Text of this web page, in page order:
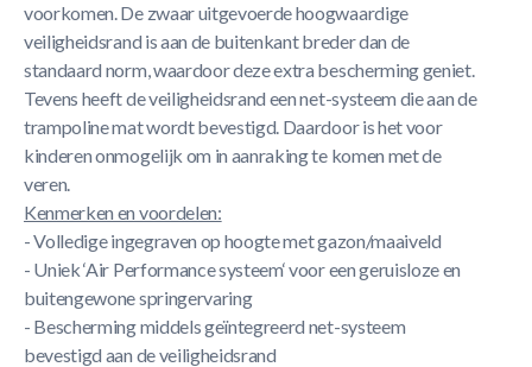
voorkomen. De zwaar uitgevoerde hoogwaardige
veiligheidsrand is aan de buitenkant breder dan de
standaard norm, waardoor deze extra bescherming geniet.
Tevens heeft de veiligheidsrand een net-systeem die aan de
trampoline mat wordt bevestigd. Daardoor is het voor
kinderen onmogelijk om in aanraking te komen met de
veren.
Kenmerken en voordelen:
- Volledige ingegraven op hoogte met gazon/maaiveld
- Uniek ‘Air Performance systeem‘ voor een geruisloze en
buitengewone springervaring
- Bescherming middels geïntegreerd net-systeem
bevestigd aan de veiligheidsrand